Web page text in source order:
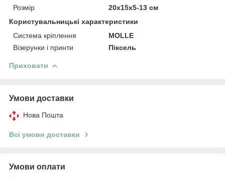
Розмір
20х15х5-13 см
Користувальницькі характеристики
Система кріплення
MOLLE
Візерунки і принти
Піксель
Приховати
Умови доставки
Нова Пошта
Всі умови доставки
Умови оплати